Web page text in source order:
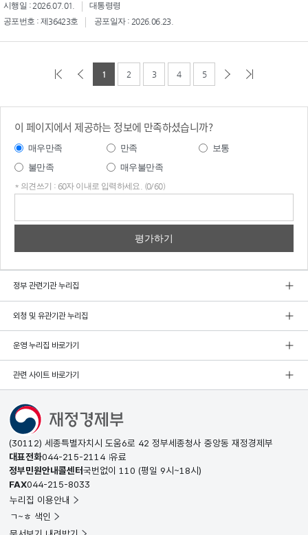
시행일 : 2026.07.01.
대통령령
공포번호 : 제36423호
공포일자 : 2026.06.23.
1 2 3 4 5
이 페이지에서 제공하는 정보에 만족하셨습니까?
매우만족 만족
보통
불만족
매우불만족
* 의견쓰기 : 60자 이내로 입력하세요. (0/60)
정부 관련기관 누리집
외청 및 유관기관 누리집
운영 누리집 바로가기
관련 사이트 바로가기
(30112) 세종특별자치시 도움6로 42 정부세종청사 중앙동 재정경제부
대표전화044-215-2114 유료
정부민원안내콜센터국번없이 110 (평일 9시~18시)
FAX044-215-8033
누리집 이용안내
ㄱ~ㅎ 색인